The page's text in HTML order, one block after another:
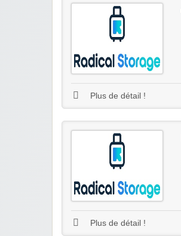
Plus de détail !
Plus de détail !